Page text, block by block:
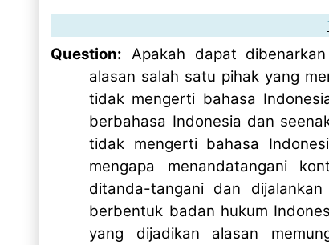
Question: Apakah dapat
alasan salah satu pihak yang
tidak mengerti bahasa
berbahasa Indonesia dan
tidak mengerti bahasa
mengapa menandatangani
ditanda-tangani dan
berbentuk badan hukum
yang dijadikan alasan